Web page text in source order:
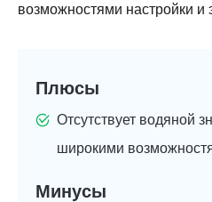
возможностями настройки и
Плюсы
Отсутствует водяной
широкими
Минусы